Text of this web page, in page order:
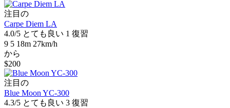
注目の
Carpe Diem LA
4.0/5 とても良い 1 復習
9 5 18m 27km/h
から
$200
注目の
Blue Moon YC-300
4.3/5 とても良い 3 復習